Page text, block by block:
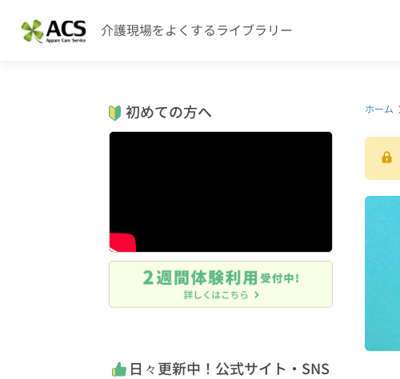
介護現場をよくするライブラリー
初めての方へ
日々更新中！公式サイト・SNS
ホーム